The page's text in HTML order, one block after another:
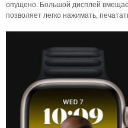
опущено. Большой дисплей
позволяет легко нажимать,